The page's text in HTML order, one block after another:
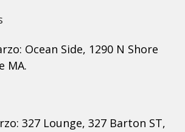
Ocean Side, 1290 N Shore
MA.
327 Lounge, 327 Barton ST,